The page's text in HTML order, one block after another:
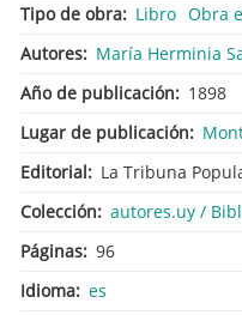
Tipo de obra
Libro Obra
Autores
María Herminia
Año de publicación
1898
Lugar de publicación
Editorial
La Tribuna
Colección
autores.uy /
Páginas 96
Idioma es